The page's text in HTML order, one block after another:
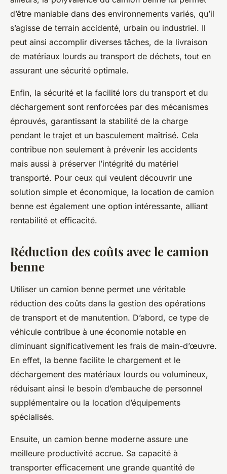
d’être maniable dans des environnements variés, qu’il
s’agisse de terrain accidenté, urbain ou industriel. Il
peut ainsi accomplir diverses tâches, de la livraison
de matériaux lourds au transport de déchets, tout en
assurant une sécurité optimale.
Enfin, la sécurité et la facilité lors du transport et du
déchargement sont renforcées par des mécanismes
éprouvés, garantissant la stabilité de la charge
pendant le trajet et un basculement maîtrisé. Cela
contribue non seulement à prévenir les accidents
mais aussi à préserver l’intégrité du matériel
transporté. Pour ceux qui veulent découvrir une
solution simple et économique, la location de camion
benne est également une option intéressante, alliant
rentabilité et efficacité.
Réduction des coûts avec le camion
benne
Utiliser un camion benne permet une véritable
réduction des coûts dans la gestion des opérations
de transport et de manutention. D’abord, ce type de
véhicule contribue à une économie notable en
diminuant significativement les frais de main-d’œuvre.
En effet, la benne facilite le chargement et le
déchargement des matériaux lourds ou volumineux,
réduisant ainsi le besoin d’embauche de personnel
supplémentaire ou la location d’équipements
spécialisés.
Ensuite, un camion benne moderne assure une
meilleure productivité accrue. Sa capacité à
transporter efficacement une grande quantité de